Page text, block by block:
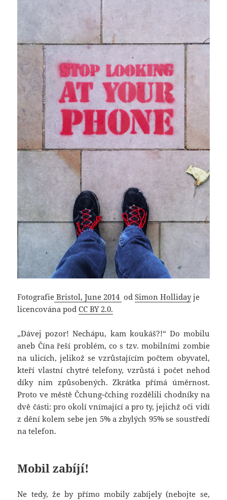
Fotografie Bristol, June 2014 odSimon Hollidayje
licencována podCC BY 2.0.
„Dávej pozor! Nechápu, kam koukáš?!“ Do mobilu
aneb Čína řeší problém, co s tzv. mobilními zombie
na ulicích, jelikož se vzrůstajícím počtem obyvatel,
kteří vlastní chytré telefony, vzrůstá i počet nehod
díky nim způsobených. Zkrátka přímá úměrnost.
Proto ve městě Čchung-čching rozdělili chodníky na
dvě části: pro okolí vnímající a pro ty, jejichž oči vidí
z dění kolem sebe jen 5% a zbylých 95% se soustředí
na telefon.
Mobil zabíjí!
Ne tedy, že by přímo mobily zabíjely (nebojte se,